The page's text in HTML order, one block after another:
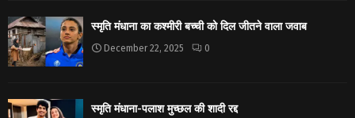
स्मृति मंधाना का कश्मीरी बच्ची को दिल जीतने वाला जवाब
December 22, 2025 0
स्मृति मंधाना-पलाश मुच्छल की शादी रद्द